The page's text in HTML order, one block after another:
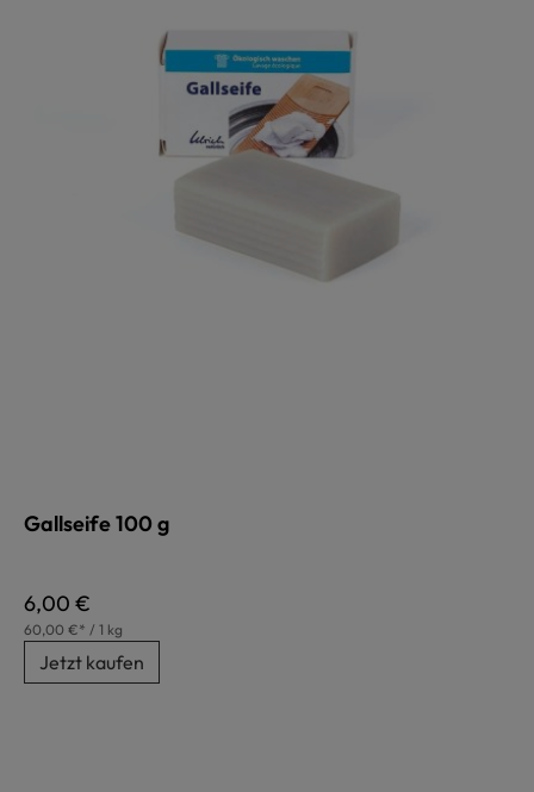
Gallseife 100 g
Regulärer Preis:
6,00 €
60,00 €* / 1 kg
Jetzt kaufen